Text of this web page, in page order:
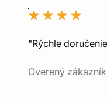
"Rýchle
Overený